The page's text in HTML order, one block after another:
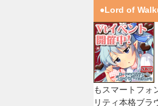
●Lord of
もスマートフォ
リティ本格ブラ